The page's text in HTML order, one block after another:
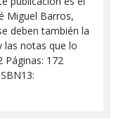
Miguel Barros,
deben también la
las notas que lo
Páginas: 172